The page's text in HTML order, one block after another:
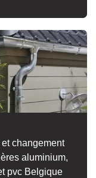
et changement
aluminium,
pvc Belgique